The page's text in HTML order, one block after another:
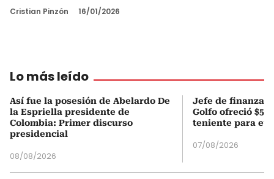
Cristian Pinzón 16/01/2026
Lo más leído
Así fue la posesión de Abelardo De
la Espriella presidente de
Colombia: Primer discurso
presidencial
08/08/2026
Jefe de finanzas
Golfo ofreció
teniente para
07/08/2026